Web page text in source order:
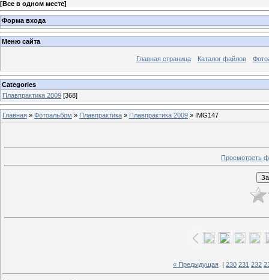
[Все в одном месте]
Форма входа
Меню сайта
Главная страница Каталог файлов
Categories
Плавпрактика 2009 [368]
Главная » Фотоальбом » Плавпрактика » Плавпрактика 2009 » IMG147
Просмотреть
« Предыдущая 230 231 232